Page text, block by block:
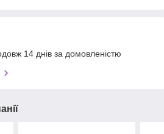
14 днів за домовленістю